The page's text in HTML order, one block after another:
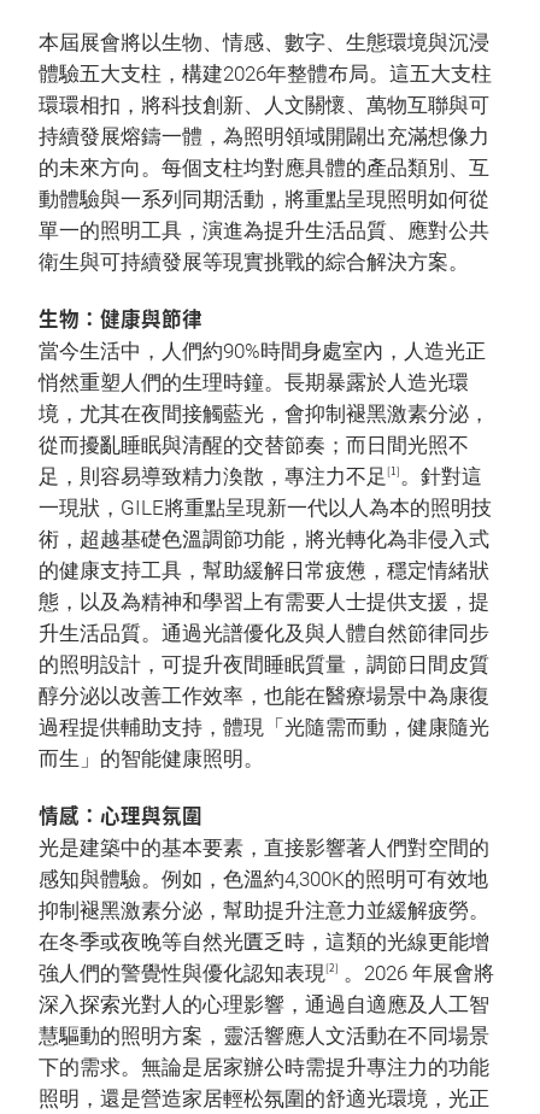
本屆展會將以生物、情感、數字、生態環境與沉浸
體驗五大支柱，構建2026年整體布局。這五大支柱
環環相扣，將科技創新、人文關懷、萬物互聯與可
持續發展熔鑄一體，為照明領域開闢出充滿想像力
的未來方向。每個支柱均對應具體的產品類別、互
動體驗與一系列同期活動，將重點呈現照明如何從
單一的照明工具，演進為提升生活品質、應對公共
衛生與可持續發展等現實挑戰的綜合解決方案。
生物：健康與節律
當今生活中，人們約90%時間身處室內，人造光正
悄然重塑人們的生理時鐘。長期暴露於人造光環
境，尤其在夜間接觸藍光，會抑制褪黑激素分泌，
從而擾亂睡眠與清醒的交替節奏；而日間光照不
足，則容易導致精力渙散，專注力不足[1]。針對這
一現狀，GILE將重點呈現新一代以人為本的照明技
術，超越基礎色溫調節功能，將光轉化為非侵入式
的健康支持工具，幫助緩解日常疲憊，穩定情緒狀
態，以及為精神和學習上有需要人士提供支援，提
升生活品質。通過光譜優化及與人體自然節律同步
的照明設計，可提升夜間睡眠質量，調節日間皮質
醇分泌以改善工作效率，也能在醫療場景中為康復
過程提供輔助支持，體現「光隨需而動，健康隨光
而生」的智能健康照明。
情感：心理與氛圍
光是建築中的基本要素，直接影響著人們對空間的
感知與體驗。例如，色溫約4,300K的照明可有效地
抑制褪黑激素分泌，幫助提升注意力並緩解疲勞。
在冬季或夜晚等自然光匱乏時，這類的光線更能增
強人們的警覺性與優化認知表現[2] 。2026 年展會將
深入探索光對人的心理影響，通過自適應及人工智
慧驅動的照明方案，靈活響應人文活動在不同場景
下的需求。無論是居家辦公時需提升專注力的功能
照明，還是營造家居輕松氛圍的舒適光環境，光正